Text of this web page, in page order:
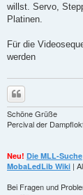
willst. Servo,
Platinen.
Für die
werden
Schöne Grüße
Percival der
Neu! Die MLL-Suche
MobaLedLib Wiki |
Bei Fragen und